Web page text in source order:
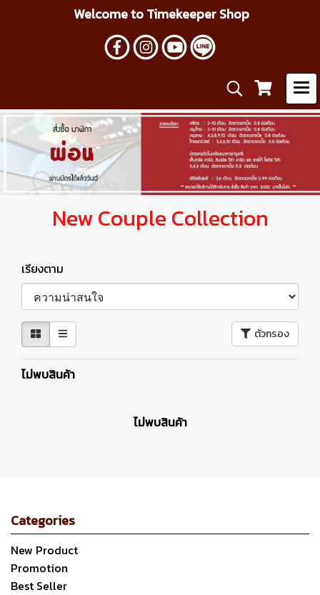
Welcome to Timekeeper Shop
New Couple Collection
เรียงตาม
ตัวกรอง
ไม่พบสินค้า
ไม่พบสินค้า
Categories
New Product
Promotion
Best Seller